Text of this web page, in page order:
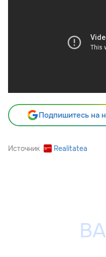
Подпишитесь на
Источник Realitatea